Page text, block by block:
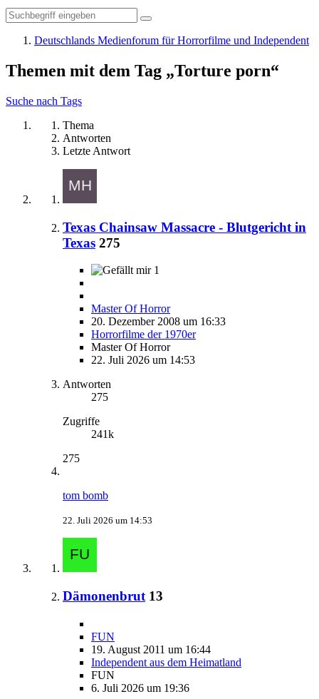
Deutschlands Medienforum für Horrorfilme und Independent
Themen mit dem Tag „Torture porn“
Suche nach Tags
Thema
Antworten
Letzte Antwort
Texas Chainsaw Massacre - Blutgericht in
Texas 275
1
Master Of Horror
20. Dezember 2008 um 16:33
Horrorfilme der 1970er
Master Of Horror
22. Juli 2026 um 14:53
Antworten
275
Zugriffe
241k
275
tom bomb
22. Juli 2026 um 14:53
Dämonenbrut 13
FUN
19. August 2011 um 16:44
Independent aus dem Heimatland
FUN
6. Juli 2026 um 19:36